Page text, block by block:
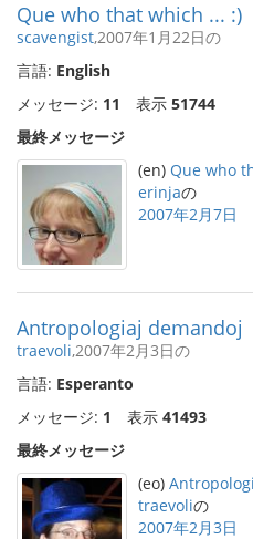
Que who that which ... :)
scavengist,2007年1月22日の
言語: English
メッセージ: 11 表示 51744
最終メッセージ
(en) Que who
erinjaの
2007年2月7日
Antropologiaj demandoj
traevoli,2007年2月3日の
言語: Esperanto
メッセージ: 1 表示 41493
最終メッセージ
(eo)
traevoliの
2007年2月3日